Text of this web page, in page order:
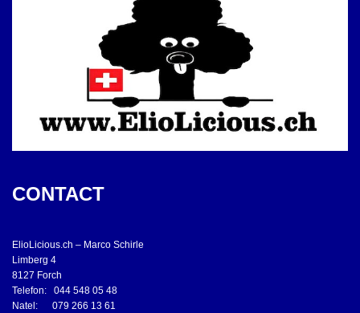
CONTACT
ElioLicious.ch – Marco Schirle
Limberg 4
8127 Forch
Telefon: 044 548 05 48
Natel: 079 266 13 61